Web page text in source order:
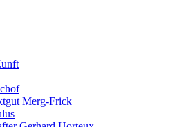
Merg-Frick